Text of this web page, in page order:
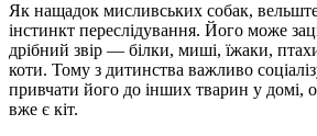
Як нащадок мисливських собак,
інстинкт переслідування. Його може
дрібний звір — білки, миші, їжаки,
коти. Тому з дитинства важливо
привчати його до інших тварин у домі,
вже є кіт.